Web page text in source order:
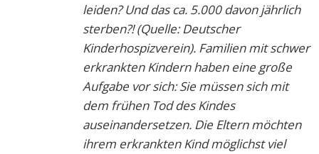
leiden? Und das ca. 5.000 davon jährlich
sterben?! (Quelle: Deutscher
Kinderhospizverein). Familien mit schwer
erkrankten Kindern haben eine große
Aufgabe vor sich: Sie müssen sich mit
dem frühen Tod des Kindes
auseinandersetzen. Die Eltern möchten
ihrem erkrankten Kind möglichst viel